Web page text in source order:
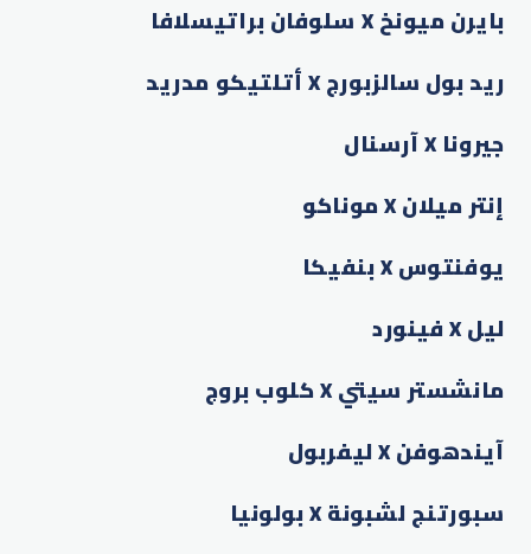
بايرن ميونخ X سلوفان براتيسلافا
ريد بول سالزبورج X أتلتيكو مدريد
جيرونا X آرسنال
إنتر ميلان X موناكو
يوفنتوس X بنفيكا
ليل X فينورد
مانشستر سيتي X كلوب بروج
آيندهوفن X ليفربول
سبورتنج لشبونة X بولونيا